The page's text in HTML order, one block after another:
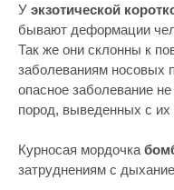
У экзотической
бывают деформации
Так же они склонны к
заболеваниям носовых
опасное заболевание
пород, выведенных с
Курносая мордочка
затруднениям с